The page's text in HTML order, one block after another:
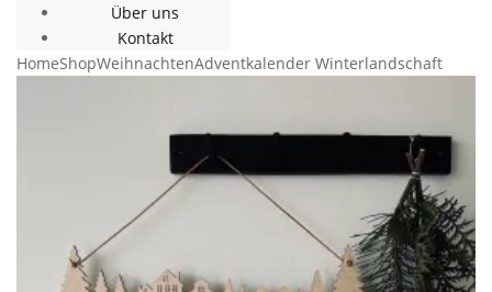
Über uns
Kontakt
HomeShopWeihnachtenAdventkalender Winterlandschaft